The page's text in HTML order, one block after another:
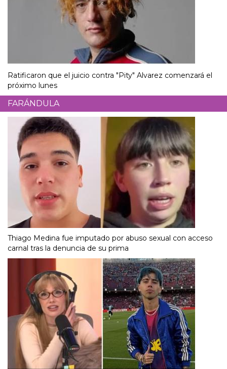
Ratificaron que el juicio contra "Pity" Alvarez comenzará el
próximo lunes
FARÁNDULA
Thiago Medina fue imputado por abuso sexual con acceso
carnal tras la denuncia de su prima